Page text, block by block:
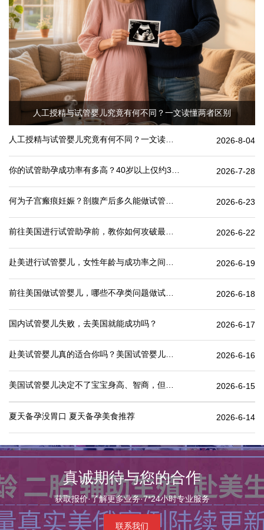
人工授精与试管婴儿究竟有何不同？一文读懂两者区别
2026-8-04
2026-7-28
2026-6-23
2026-6-22
2026-6-19
2026-6-18
国内试管婴儿失败，去美国就能成功吗？ 2026-6-17
2026-6-16
2026-6-15
夏天备孕没胃口 夏天备孕美食推荐 2026-6-14
真诚期待与您的合作
获取报价·了解更多业务·7*24小时专业服务
联系我们